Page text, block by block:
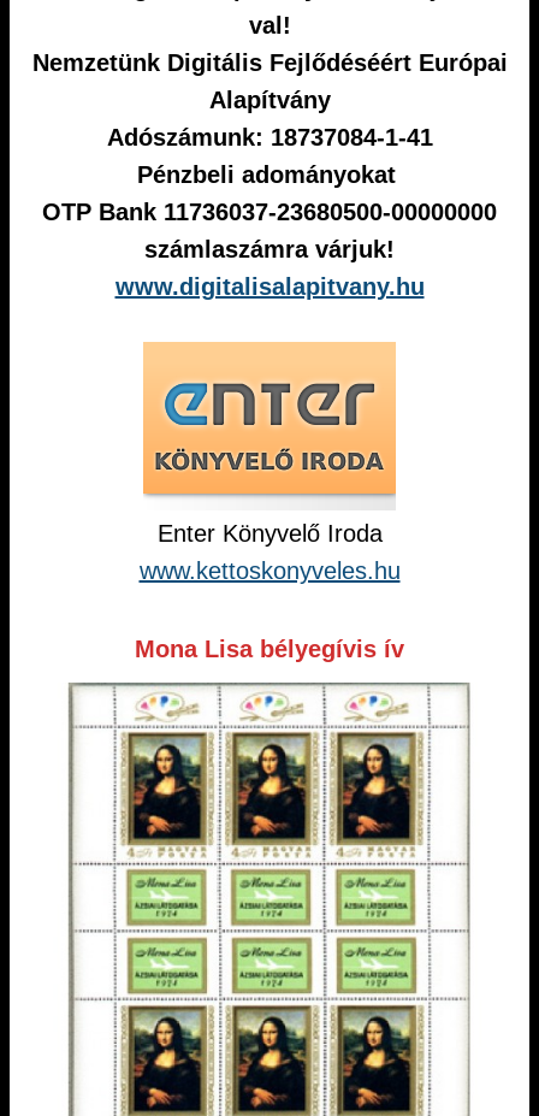
val!
Nemzetünk Digitális Fejlődéséért Európai
Alapítvány
Adószámunk: 18737084-1-41
Pénzbeli adományokat
OTP Bank 11736037-23680500-00000000
számlaszámra várjuk!
www.digitalisalapitvany.hu
Enter Könyvelő Iroda
www.kettoskonyveles.hu
Mona Lisa bélyegívis ív